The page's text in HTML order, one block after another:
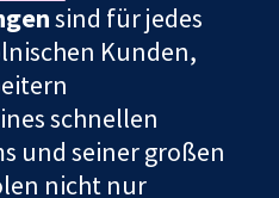
sind für jedes
Kunden,
schnellen
und seiner großen
nicht nur